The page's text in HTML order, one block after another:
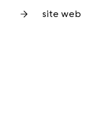
site web